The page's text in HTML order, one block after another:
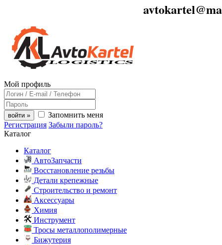
Мой профиль
войти »
Запомнить меня
Регистрация Забыли пароль?
Каталог
Каталог
АвтоЗапчасти
Восстановление резьбы
Детали крепежные
Строительство и ремонт
Аксессуары
Химия
Инструмент
Тросы металлополимерные
Бижутерия